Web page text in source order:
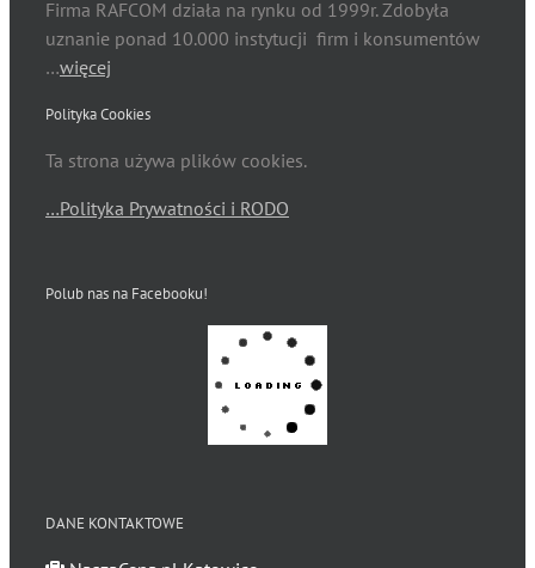
Firma RAFCOM działa na rynku od 1999r. Zdobyła
uznanie ponad 10.000 instytucji firm i konsumentów
…więcej
Polityka Cookies
Ta strona używa plików cookies.
…Polityka Prywatności i RODO
Polub nas na Facebooku!
DANE KONTAKTOWE